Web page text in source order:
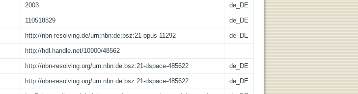
2003 de_DE
110518829 de_DE
http://nbn-resolving.de/urn:nbn:de:bsz:21-opus-11292 de_DE
http://hdl.handle.net/10900/48562
http://nbn-resolving.org/urn:nbn:de:bsz:21-dspace-485622 de_DE
http://nbn-resolving.org/urn:nbn:de:bsz:21-dspace-485622 de_DE